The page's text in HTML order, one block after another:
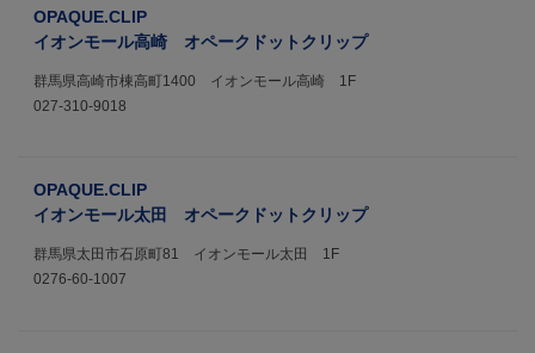
OPAQUE.CLIP
イオンモール高崎 オペークドットクリップ
群馬県高崎市棟高町1400 イオンモール高崎 1F
027-310-9018
OPAQUE.CLIP
イオンモール太田 オペークドットクリップ
群馬県太田市石原町81 イオンモール太田 1F
0276-60-1007